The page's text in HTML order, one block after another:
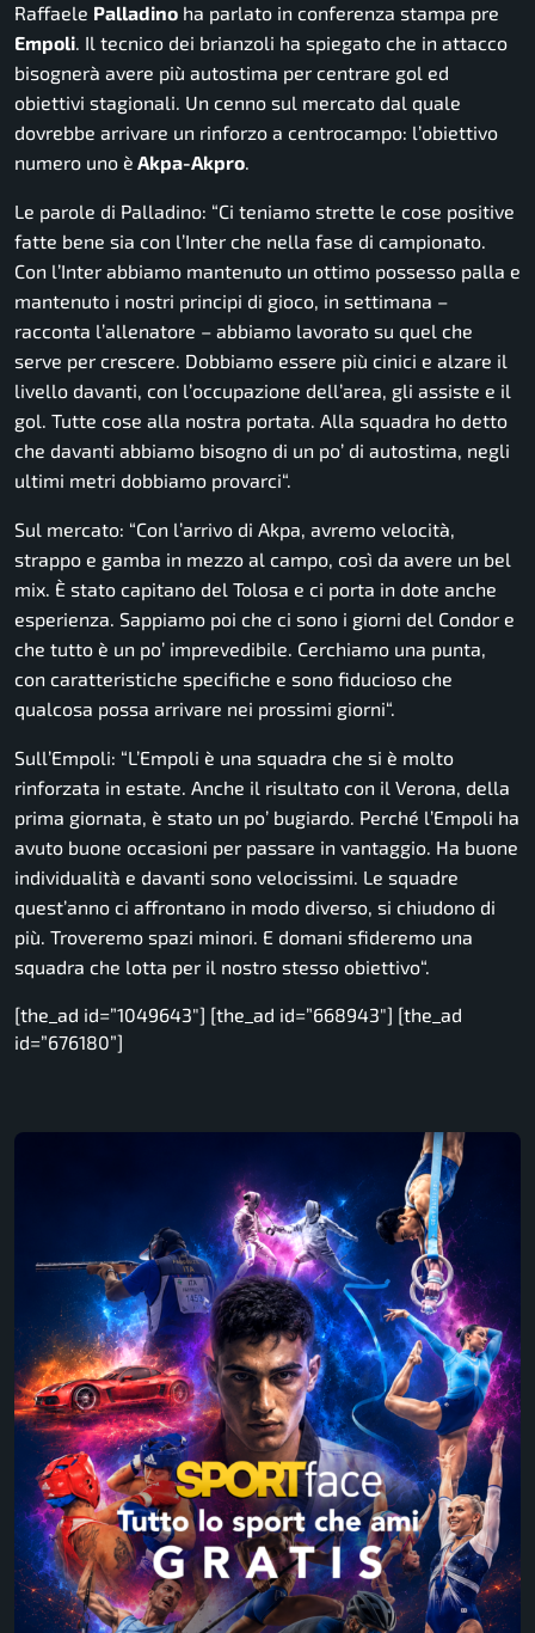
Raffaele Palladino ha parlato in conferenza stampa pre
Empoli. Il tecnico dei brianzoli ha spiegato che in attacco
bisognerà avere più autostima per centrare gol ed
obiettivi stagionali. Un cenno sul mercato dal quale
dovrebbe arrivare un rinforzo a centrocampo: l’obiettivo
numero uno è Akpa-Akpro.
Le parole di Palladino: “Ci teniamo strette le cose positive
fatte bene sia con l’Inter che nella fase di campionato.
Con l’Inter abbiamo mantenuto un ottimo possesso palla e
mantenuto i nostri principi di gioco, in settimana –
racconta l’allenatore – abbiamo lavorato su quel che
serve per crescere. Dobbiamo essere più cinici e alzare il
livello davanti, con l’occupazione dell’area, gli assiste e il
gol. Tutte cose alla nostra portata. Alla squadra ho detto
che davanti abbiamo bisogno di un po’ di autostima, negli
ultimi metri dobbiamo provarci“.
Sul mercato: “Con l’arrivo di Akpa, avremo velocità,
strappo e gamba in mezzo al campo, così da avere un bel
mix. È stato capitano del Tolosa e ci porta in dote anche
esperienza. Sappiamo poi che ci sono i giorni del Condor e
che tutto è un po’ imprevedibile. Cerchiamo una punta,
con caratteristiche specifiche e sono fiducioso che
qualcosa possa arrivare nei prossimi giorni“.
Sull’Empoli: “L’Empoli è una squadra che si è molto
rinforzata in estate. Anche il risultato con il Verona, della
prima giornata, è stato un po’ bugiardo. Perché l’Empoli ha
avuto buone occasioni per passare in vantaggio. Ha buone
individualità e davanti sono velocissimi. Le squadre
quest’anno ci affrontano in modo diverso, si chiudono di
più. Troveremo spazi minori. E domani sfideremo una
squadra che lotta per il nostro stesso obiettivo“.
[the_ad id=”1049643″] [the_ad id=”668943″] [the_ad
id=”676180”]